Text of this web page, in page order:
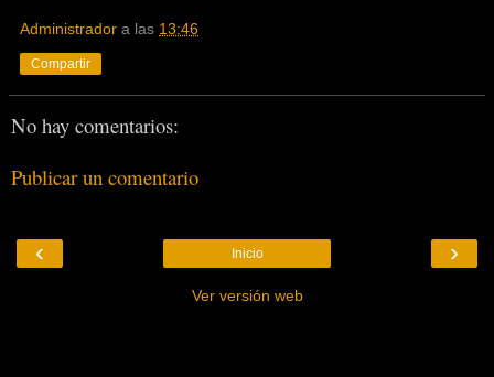
Administrador a las 13:46
Compartir
No hay comentarios:
Publicar un comentario
‹ ›
Inicio
Ver versión web